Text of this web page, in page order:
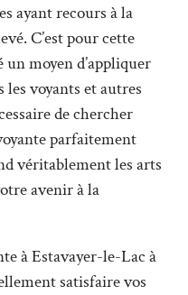
ayant recours à la
C’est pour cette
moyen d’appliquer
voyants et autres
de chercher
parfaitement
véritablement les arts
avenir à la
à Estavayer-le-Lac à
satisfaire vos